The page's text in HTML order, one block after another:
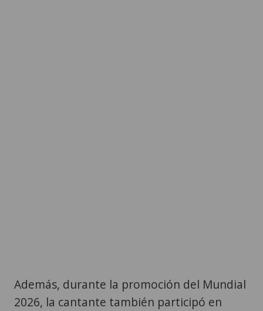
Además, durante la promoción del Mundial
2026, la cantante también participó en